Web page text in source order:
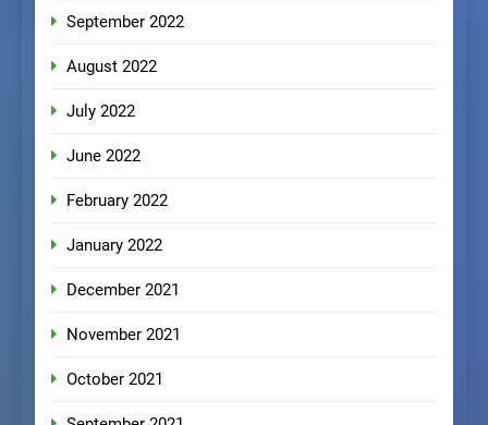
September 2022
August 2022
July 2022
June 2022
February 2022
January 2022
December 2021
November 2021
October 2021